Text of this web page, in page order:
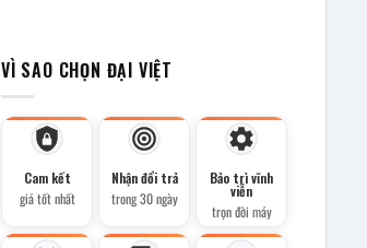
VÌ SAO CHỌN ĐẠI VIỆT
Cam kết
giá tốt nhất
Nhận đổi trả
trong 30 ngày
Bảo trì vĩnh
viễn
trọn đời máy